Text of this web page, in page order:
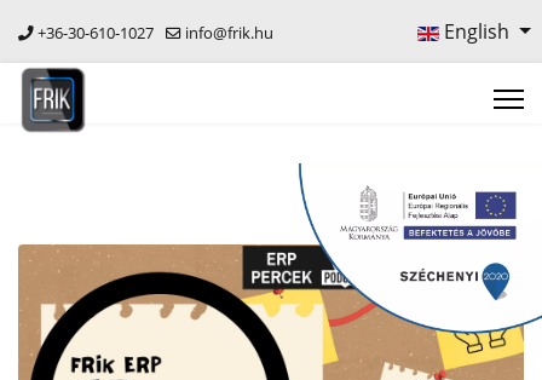
+36-30-610-1027 info@frik.hu English